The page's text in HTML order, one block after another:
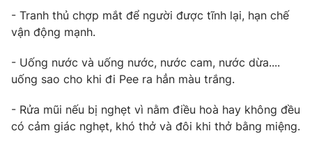
- Tranh thủ chợp mắt để người được tĩnh lại, hạn chế
vận động mạnh.
- Uống nước và uống nước, nước cam, nước dừa....
uống sao cho khi đi Pee ra hẳn màu trắng.
- Rửa mũi nếu bị nghẹt vì nằm điều hoà hay không đều
có cảm giác nghẹt, khó thở và đôi khi thở bằng miệng.